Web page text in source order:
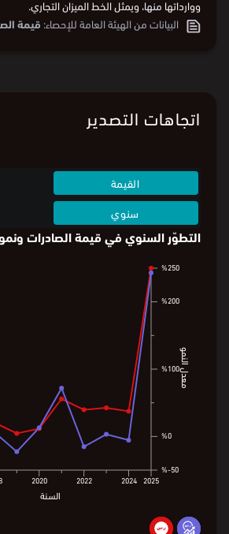
ووارداتها منها، ويمثل الخط الميزان التجاري.
البيانات منالهيئة العامة للإحصاء: قيمة
اتجاهات التصدير
القيمة
سنوي
التطوّر السنوي في قيمة الصادرات
%250
%200
%100
%
معدل النمو
2020 2022 2024 2025
السنة
%250
%200
%100
%0
50-
%
معدل النمو